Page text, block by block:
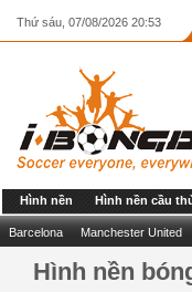
Thứ sáu, 07/08/2026 20:53
Hình nền Hình nền cầu
Barcelona Manchester United
Hình nền